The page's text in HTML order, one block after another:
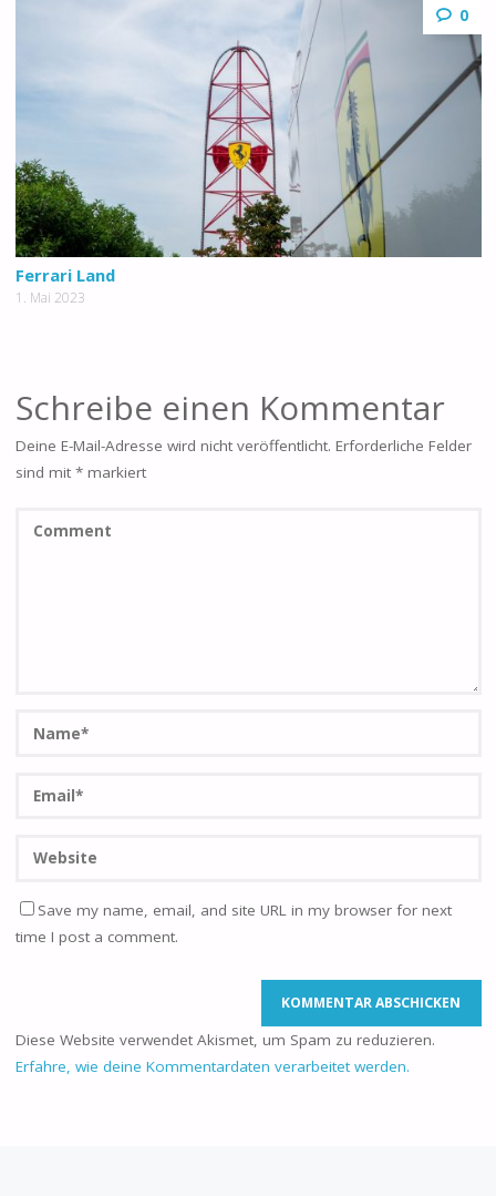
0
Ferrari Land
1. Mai 2023
Schreibe einen Kommentar
Deine E-Mail-Adresse wird nicht veröffentlicht. Erforderliche Felder
sind mit *markiert
Save my name, email, and site URL in my browser for next
time I post a comment.
Diese Website verwendet Akismet, um Spam zu reduzieren.
Erfahre, wie deine Kommentardaten verarbeitet werden.